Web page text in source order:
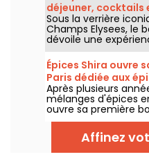
du Shangri-La dans
déjeuner,
Sous la verrière
Champs Elysees, le
dévoile une
héritage couture et
contemporaine.
élégant, cocktails
inspirés : une
instant devient un
tous les jours
Épices Shira ouvre
Paris dédiée aux
méditerranéenne
Après plusieurs
mélanges d'épices
ouvre sa première
Dès septembre
Marché Saint-Martin,
arrondissement,
offre de plats
Affinez